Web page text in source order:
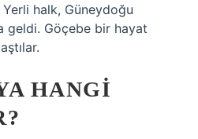
halk, Güneydoğu
geldi. Göçebe bir hayat
HANGI